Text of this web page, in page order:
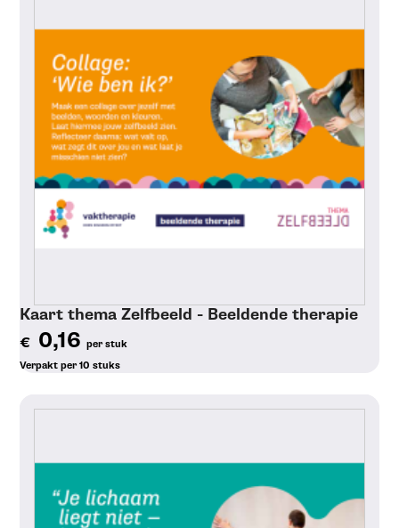
Kaart thema Zelfbeeld - Beeldende therapie
€ 0,16per stuk
Verpakt per 10 stuks